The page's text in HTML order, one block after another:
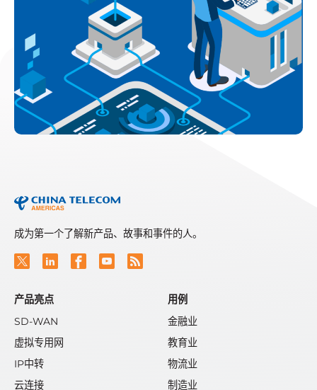
成为第一个了解新产品、故事和事件的人。
产品亮点
SD-WAN
虚拟专用网
IP中转
云连接
用例
金融业
教育业
物流业
制造业